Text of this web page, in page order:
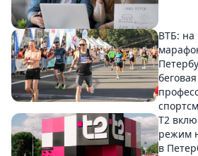
ВТБ: на
Т2
режим
в